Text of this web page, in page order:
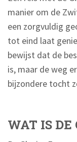
manier om de
een zorgvuldig
tot eind laat
bewijst dat de
is, maar de weg
bijzondere tocht
WAT IS DE